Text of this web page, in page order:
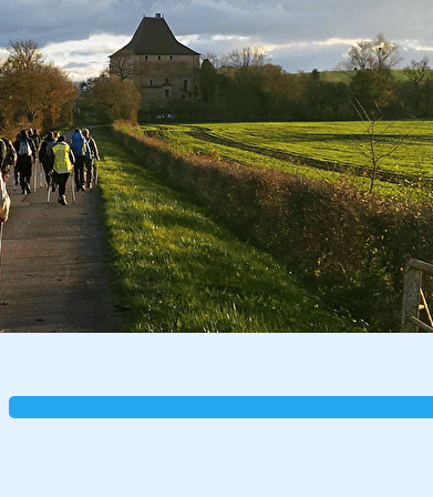
Exporter les lignes sélectionnées
Exporter toutes les colonnes
Exporter uniquement les colonnes affichées
Menu
?>
Images de la page d'accueil
Cliquez pour éditer